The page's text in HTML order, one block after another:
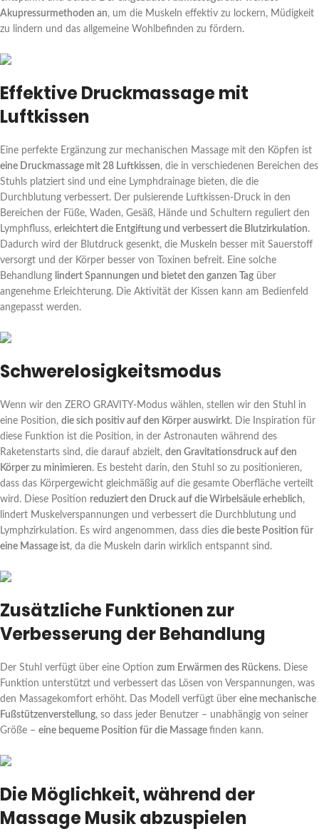
Akupressurmethoden an, um die Muskeln effektiv zu lockern, Müdigkeit
zu lindern und das allgemeine Wohlbefinden zu fördern.
Effektive Druckmassage mit
Luftkissen
Eine perfekte Ergänzung zur mechanischen Massage mit den Köpfen ist
eine Druckmassage mit 28 Luftkissen, die in verschiedenen Bereichen des
Stuhls platziert sind und eine Lymphdrainage bieten, die die
Durchblutung verbessert. Der pulsierende Luftkissen-Druck in den
Bereichen der Füße, Waden, Gesäß, Hände und Schultern reguliert den
Lymphfluss, erleichtert die Entgiftung und verbessert die Blutzirkulation.
Dadurch wird der Blutdruck gesenkt, die Muskeln besser mit Sauerstoff
versorgt und der Körper besser von Toxinen befreit. Eine solche
Behandlung lindert Spannungen und bietet den ganzen Tag über
angenehme Erleichterung. Die Aktivität der Kissen kann am Bedienfeld
angepasst werden.
Schwerelosigkeitsmodus
Wenn wir den ZERO GRAVITY-Modus wählen, stellen wir den Stuhl in
eine Position, die sich positiv auf den Körper auswirkt. Die Inspiration für
diese Funktion ist die Position, in der Astronauten während des
Raketenstarts sind, die darauf abzielt, den Gravitationsdruck auf den
Körper zu minimieren. Es besteht darin, den Stuhl so zu positionieren,
dass das Körpergewicht gleichmäßig auf die gesamte Oberfläche verteilt
wird. Diese Position reduziert den Druck auf die Wirbelsäule erheblich,
lindert Muskelverspannungen und verbessert die Durchblutung und
Lymphzirkulation. Es wird angenommen, dass dies die beste Position für
eine Massage ist, da die Muskeln darin wirklich entspannt sind.
Zusätzliche Funktionen zur
Verbesserung der Behandlung
Der Stuhl verfügt über eine Option zum Erwärmen des Rückens. Diese
Funktion unterstützt und verbessert das Lösen von Verspannungen, was
den Massagekomfort erhöht. Das Modell verfügt über eine mechanische
Fußstützenverstellung, so dass jeder Benutzer – unabhängig von seiner
Größe – eine bequeme Position für die Massage finden kann.
Die Möglichkeit, während der
Massage Musik abzuspielen